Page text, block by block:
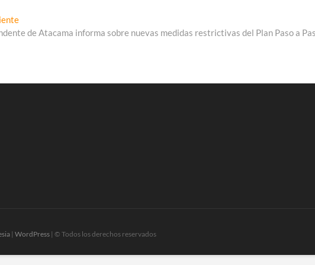
Entrada
siguiente:
de Atacama informa sobre nuevas medidas restrictivas del Plan Paso a
| WordPress | © Todos los derechos reservados